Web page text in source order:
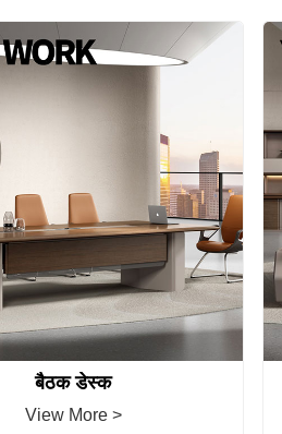
बैठक डेस्क
View More >